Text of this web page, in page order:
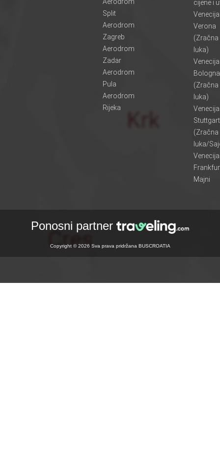
Split
Aerodrom
Zagreb
Aerodrom
Zadar
Aerodrom
Pula
Aerodrom
Rijeka
cijene i
Verona
(Zračna
luka)
Bologna
(Zračna
luka)
Stuttgart
(Zračna
luka/
Majni
Ponosni partner
Copyright © 2026 Sva prava pridržana BUSCROATIA